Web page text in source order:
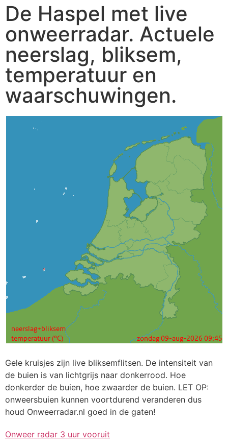
De Haspel met live
onweerradar. Actuele
neerslag, bliksem,
temperatuur en
waarschuwingen.
Gele kruisjes zijn live bliksemflitsen. De intensiteit van
de buien is van lichtgrijs naar donkerrood. Hoe
donkerder de buien, hoe zwaarder de buien. LET OP:
onweersbuien kunnen voortdurend veranderen dus
houd Onweerradar.nl goed in de gaten!
Onweer radar 3 uur vooruit